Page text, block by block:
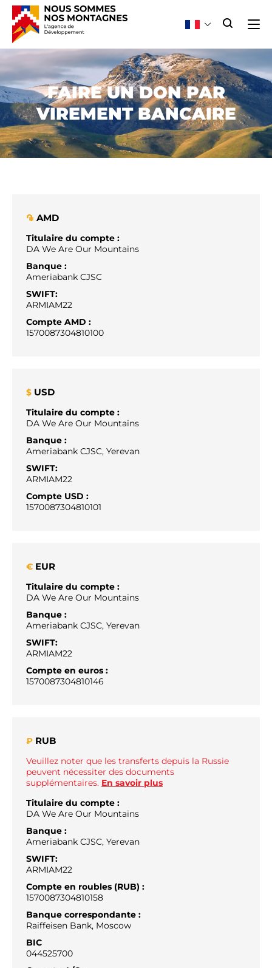
FAIRE UN DON PAR
VIREMENT BANCAIRE
֏ AMD
Titulaire du compte :
DA We Are Our Mountains
Banque :
Ameriabank CJSC
SWIFT:
ARMIAM22
Compte AMD :
1570087304810100
$ USD
Titulaire du compte :
DA We Are Our Mountains
Banque :
Ameriabank CJSC, Yerevan
SWIFT:
ARMIAM22
Compte USD :
1570087304810101
€ EUR
Titulaire du compte :
DA We Are Our Mountains
Banque :
Ameriabank CJSC, Yerevan
SWIFT:
ARMIAM22
Compte en euros :
1570087304810146
₽ RUB
Veuillez noter que les transferts depuis la Russie
peuvent nécessiter des documents
supplémentaires. En savoir plus
Titulaire du compte :
DA We Are Our Mountains
Banque :
Ameriabank CJSC, Yerevan
SWIFT:
ARMIAM22
Compte en roubles (RUB) :
1570087304810158
Banque correspondante :
Raiffeisen Bank, Moscow
BIC
044525700